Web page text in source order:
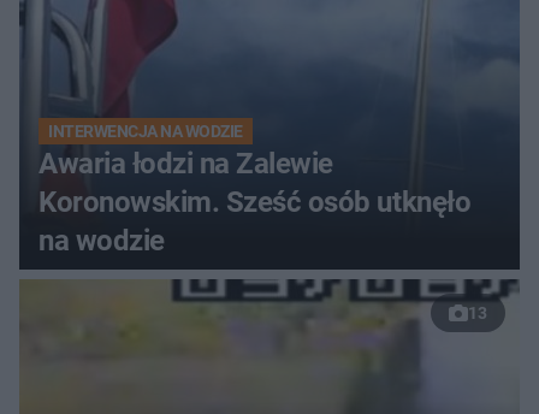
INTERWENCJA NA WODZIE
Awaria łodzi na Zalewie
Koronowskim. Sześć osób utknęło
na wodzie
13